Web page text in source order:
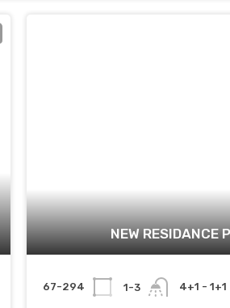
NEW RESIDANCE
1+1 - 4+1
1-3
67-294